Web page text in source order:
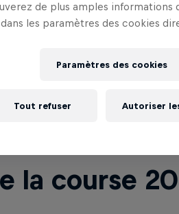
2024
la course
de plus amples informations
les paramètres des cookies
Paramètres des cookies
Tout refuser Autoriser